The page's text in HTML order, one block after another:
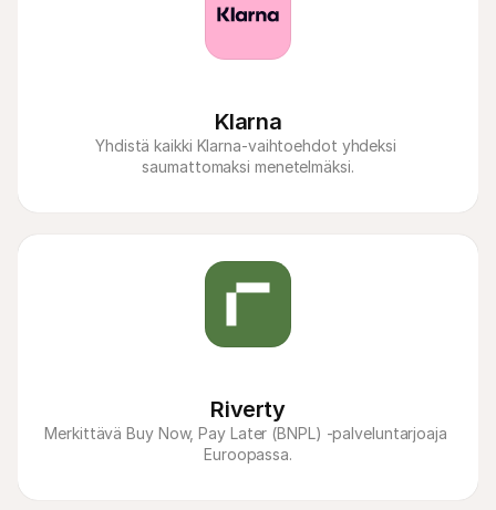
Klarna
Yhdistä kaikki Klarna-vaihtoehdot yhdeksi
saumattomaksi menetelmäksi.
Riverty
Merkittävä Buy Now, Pay Later (BNPL) -palveluntarjoaja
Euroopassa.